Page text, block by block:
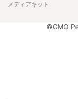
メディアキット
©GMO